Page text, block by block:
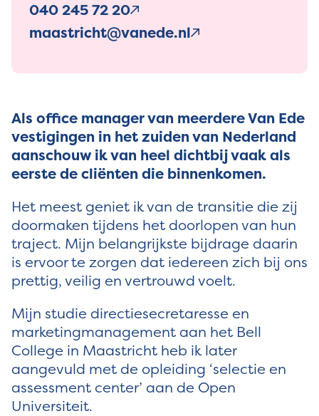
040 245 72 20
maastricht@vanede.nl
Als office manager van meerdere Van Ede
vestigingen in het zuiden van Nederland
aanschouw ik van heel dichtbij vaak als
eerste de cliënten die binnenkomen.
Het meest geniet ik van de transitie die zij
doormaken tijdens het doorlopen van hun
traject. Mijn belangrijkste bijdrage daarin
is ervoor te zorgen dat iedereen zich bij ons
prettig, veilig en vertrouwd voelt.
Mijn studie directiesecretaresse en
marketingmanagement aan het Bell
College in Maastricht heb ik later
aangevuld met de opleiding ‘selectie en
assessment center’ aan de Open
Universiteit.